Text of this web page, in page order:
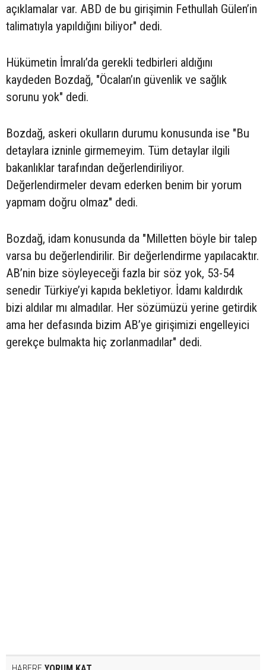
açıklamalar var. ABD de bu girişimin Fethullah Gülen’in
talimatıyla yapıldığını biliyor" dedi.
Hükümetin İmralı’da gerekli tedbirleri aldığını
kaydeden Bozdağ, "Öcalan’ın güvenlik ve sağlık
sorunu yok" dedi.
Bozdağ, askeri okulların durumu konusunda ise "Bu
detaylara izninle girmemeyim. Tüm detaylar ilgili
bakanlıklar tarafından değerlendiriliyor.
Değerlendirmeler devam ederken benim bir yorum
yapmam doğru olmaz" dedi.
Bozdağ, idam konusunda da "Milletten böyle bir talep
varsa bu değerlendirilir. Bir değerlendirme yapılacaktır.
AB’nin bize söyleyeceği fazla bir söz yok, 53-54
senedir Türkiye’yi kapıda bekletiyor. İdamı kaldırdık
bizi aldılar mı almadılar. Her sözümüzü yerine getirdik
ama her defasında bizim AB’ye girişimizi engelleyici
gerekçe bulmakta hiç zorlanmadılar" dedi.